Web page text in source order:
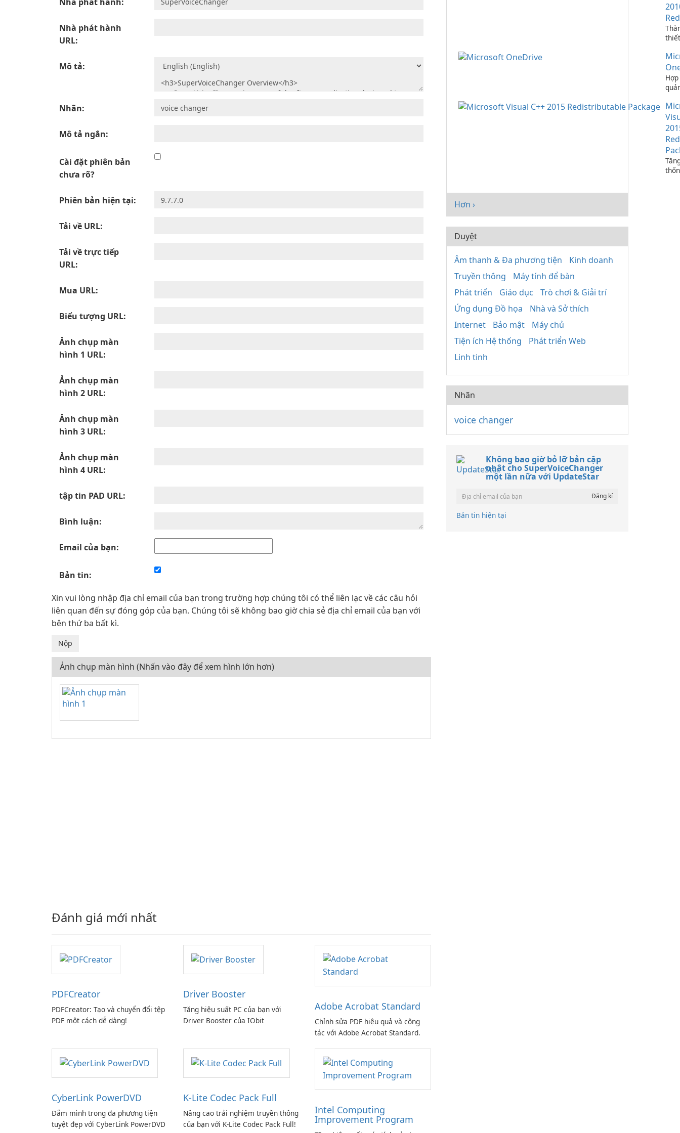
Nhà phát hành
URL:
Mô tả:
Nhãn:
Mô tả ngắn:
Cài đặt phiên bản
chưa rõ?
Phiên bản hiện tại:
Tải về URL:
Tải về trực tiếp
URL:
Mua URL:
Biểu tượng URL:
Ảnh chụp màn
hình 1 URL:
Ảnh chụp màn
hình 2 URL:
Ảnh chụp màn
hình 3 URL:
Ảnh chụp màn
hình 4 URL:
tập tin PAD URL:
Bình luận:
Email của bạn:
Bản tin:
Xin vui lòng nhập địa chỉ email của bạn trong trường hợp chúng tôi có thể liên lạc về các câu hỏi
liên quan đến sự đóng góp của bạn. Chúng tôi sẽ không bao giờ chia sẻ địa chỉ email của bạn với
bên thứ ba bất kì.
Ảnh chụp màn hình (Nhấn vào đây để xem hình lớn hơn)
Đánh giá mới nhất
PDFCreator
PDFCreator: Tạo và chuyển đổi tệp
PDF một cách dễ dàng!
Driver Booster
Tăng hiệu suất PC của bạn với
Driver Booster của IObit
Adobe Acrobat Standard
Chỉnh sửa PDF hiệu quả và cộng
tác với Adobe Acrobat Standard.
CyberLink PowerDVD
Đắm mình trong đa phương tiện
tuyệt đẹp với CyberLink PowerDVD
K-Lite Codec Pack Full
Nâng cao trải nghiệm truyền thông
của bạn với K-Lite Codec Pack Full!
Intel Computing
Improvement Program
C++
Hơn ›
Duyệt
Âm thanh & Đa phương tiện
Kinh doanh
Truyền thông
Máy tính để bàn
Phát triển
Giáo dục
Trò chơi & Giải trí
Ứng dụng Đồ họa
Nhà và Sở thích
Internet
Bảo mật
Máy chủ
Tiện ích Hệ thống
Phát triển Web
Linh tinh
Nhãn
voice changer
Không bao giờ bỏ lỡ bản cập
nhật cho SuperVoiceChanger
một lần nữa với UpdateStar
Bản tin hiện tại